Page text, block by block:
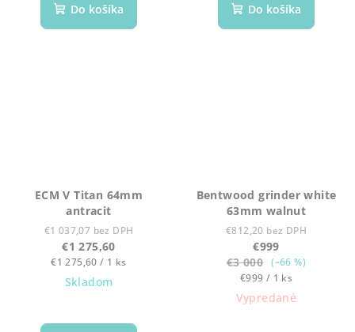
Do košíka Do košíka
ECM V Titan 64mm
antracit
€1 037,07 bez DPH
€1 275,60
Jednotková
cena:
€1 275,60 / 1 ks
Skladom
Bentwood grinder white
63mm walnut
€812,20 bez DPH
€999
€3 000
(–66 %)
Jednotková
cena:
€999 / 1 ks
Vypredané